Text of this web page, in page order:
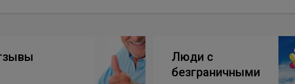
Люди с
безграничными